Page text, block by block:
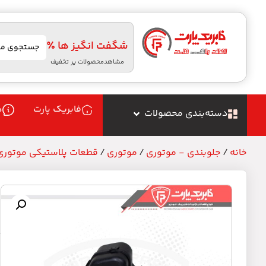
شگفت انگیز ها ٪
مشاهدمحصولات پر تخفیف
دسته‌بندی محصولات فابریک پارت
خانه / جلوبندی - موتوری / موتوری / قطعات پلاستیکی